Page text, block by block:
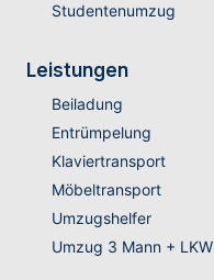
Studentenumzug
Leistungen
Beiladung
Entrümpelung
Klaviertransport
Möbeltransport
Umzugshelfer
Umzug 3 Mann + LKW